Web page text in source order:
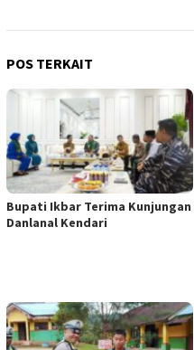
POS TERKAIT
Bupati Ikbar Terima Kunjungan
Danlanal Kendari